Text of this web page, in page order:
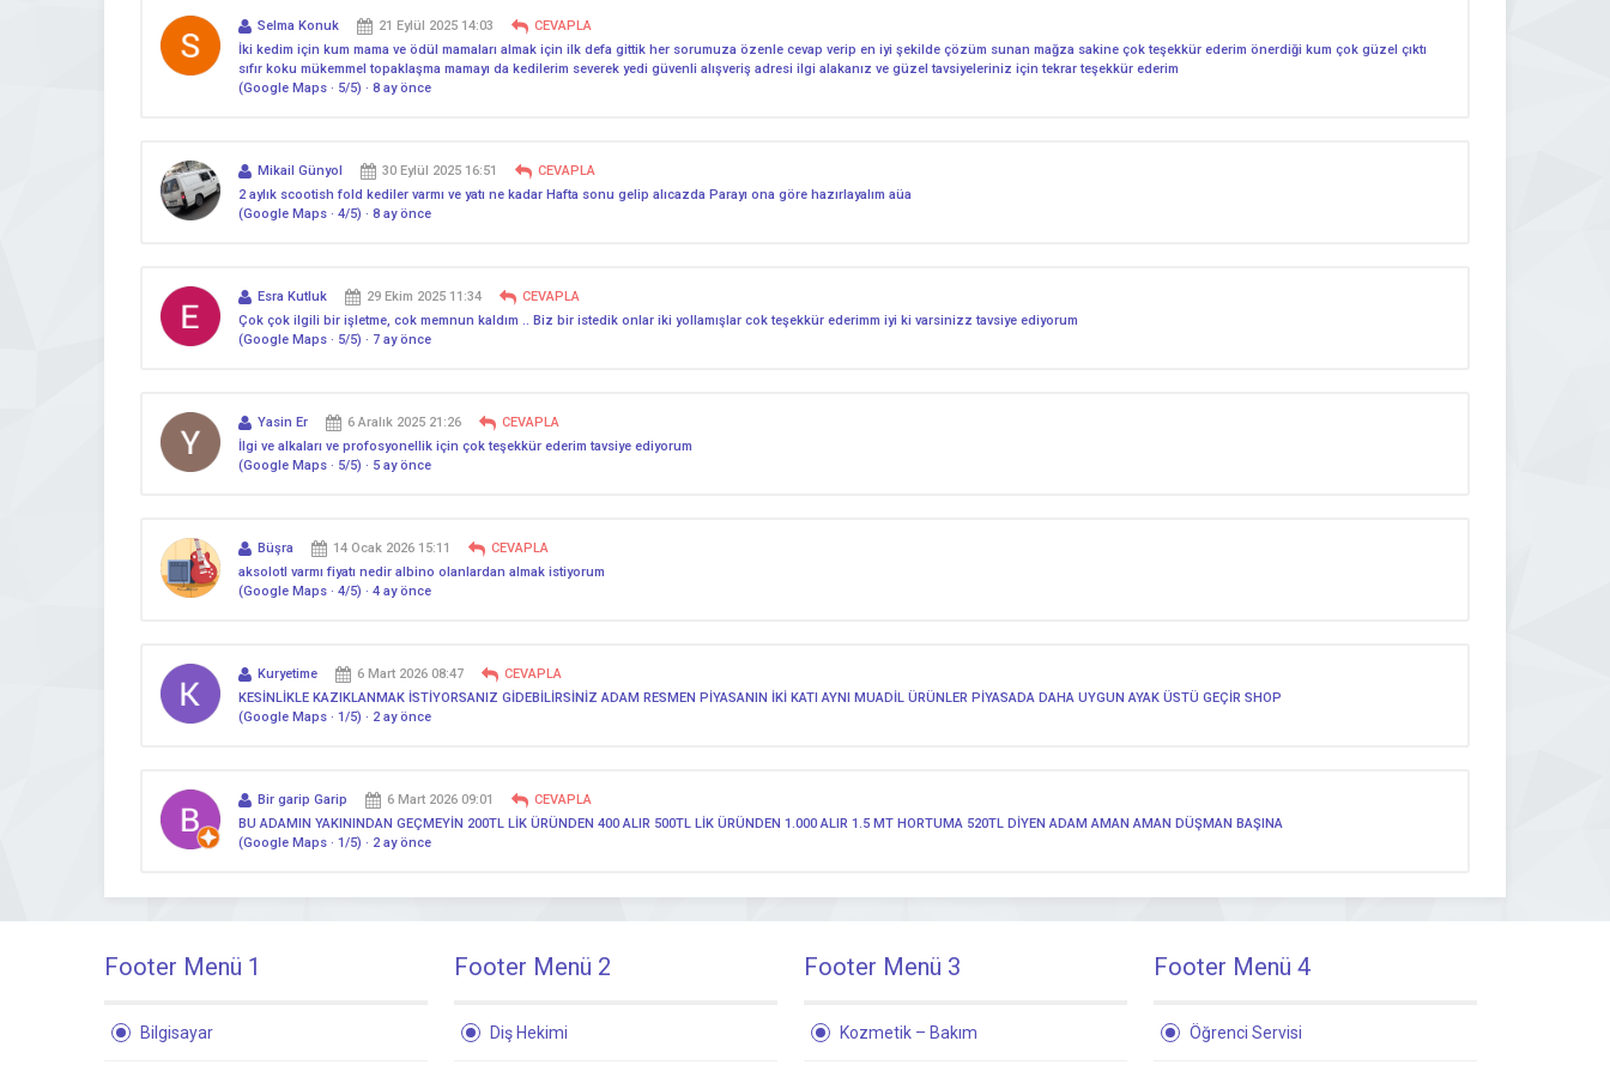
Selma Konuk 21 Eylül 2025 14:03
CEVAPLA
İki kedim için kum mama ve ödül mamaları almak için ilk defa gittik her sorumuza özenle cevap verip en iyi şekilde çözüm sunan mağza sakine çok teşekkür ederim önerdiği kum çok güzel çıktı
sıfır koku mükemmel topaklaşma mamayı da kedilerim severek yedi güvenli alışveriş adresi ilgi alakanız ve güzel tavsiyeleriniz için tekrar teşekkür ederim
(Google Maps · 5/5) · 8 ay önce
Mikail Günyol 30 Eylül 2025 16:51
CEVAPLA
2 aylık scootish fold kediler varmı ve yatı ne kadar Hafta sonu gelip alıcazda Parayı ona göre hazırlayalım aüa
(Google Maps · 4/5) · 8 ay önce
Esra Kutluk 29 Ekim 2025 11:34
CEVAPLA
Çok çok ilgili bir işletme, cok memnun kaldım .. Biz bir istedik onlar iki yollamışlar cok teşekkür ederimm iyi ki varsinizz tavsiye ediyorum
(Google Maps · 5/5) · 7 ay önce
Yasin Er 6 Aralık 2025 21:26
CEVAPLA
İlgi ve alkaları ve profosyonellik için çok teşekkür ederim tavsiye ediyorum
(Google Maps · 5/5) · 5 ay önce
Büşra 14 Ocak 2026 15:11
CEVAPLA
aksolotl varmı fiyatı nedir albino olanlardan almak istiyorum
(Google Maps · 4/5) · 4 ay önce
Kuryetime 6 Mart 2026 08:47
CEVAPLA
KESİNLİKLE KAZIKLANMAK İSTİYORSANIZ GİDEBİLİRSİNİZ ADAM RESMEN PİYASANIN İKİ KATI AYNI MUADİL ÜRÜNLER PİYASADA DAHA UYGUN AYAK ÜSTÜ GEÇİR SHOP
(Google Maps · 1/5) · 2 ay önce
Bir garip Garip 6 Mart 2026 09:01
CEVAPLA
BU ADAMIN YAKININDAN GEÇMEYİN 200TL LİK ÜRÜNDEN 400 ALIR 500TL LİK ÜRÜNDEN 1.000 ALIR 1.5 MT HORTUMA 520TL DİYEN ADAM AMAN AMAN DÜŞMAN BAŞINA
(Google Maps · 1/5) · 2 ay önce
Footer Menü 1
Bilgisayar
Footer Menü 2
Diş Hekimi
Footer Menü 3
Kozmetik – Bakım
Footer Menü 4
Öğrenci Servisi